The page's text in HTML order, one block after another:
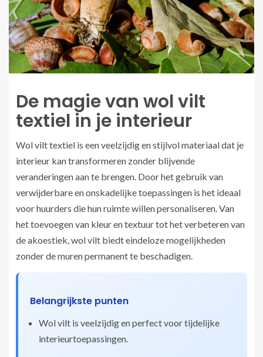
De magie van wol vilt
textiel in je interieur
Wol vilt textiel is een veelzijdig en stijlvol materiaal dat je
interieur kan transformeren zonder blijvende
veranderingen aan te brengen. Door het gebruik van
verwijderbare en onskadelijke toepassingen is het ideaal
voor huurders die hun ruimte willen personaliseren. Van
het toevoegen van kleur en textuur tot het verbeteren van
de akoestiek, wol vilt biedt eindeloze mogelijkheden
zonder de muren permanent te beschadigen.
Belangrijkste punten
Wol vilt is veelzijdig en perfect voor tijdelijke
interieurtoepassingen.